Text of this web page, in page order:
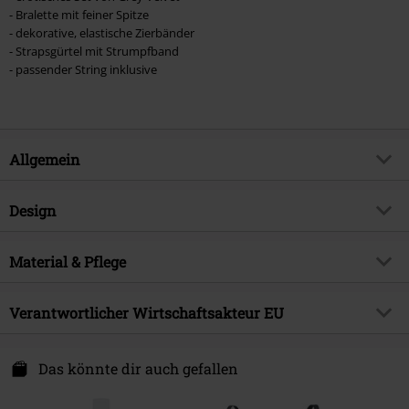
- Bralette mit feiner Spitze
- dekorative, elastische Zierbänder
- Strapsgürtel mit Strumpfband
- passender String inklusive
Allgemein
Artikelnummer:
Brand
Geschenke
Geschlecht
Frauen
Design
Produkt-Typ
Details
Spitzendetails
Material & Pflege
Obermaterial
92% Polyamid, 8% Elasthan
Verantwortlicher Wirtschaftsakteur EU
Am Rotböll 2
Das könnte dir auch gefallen